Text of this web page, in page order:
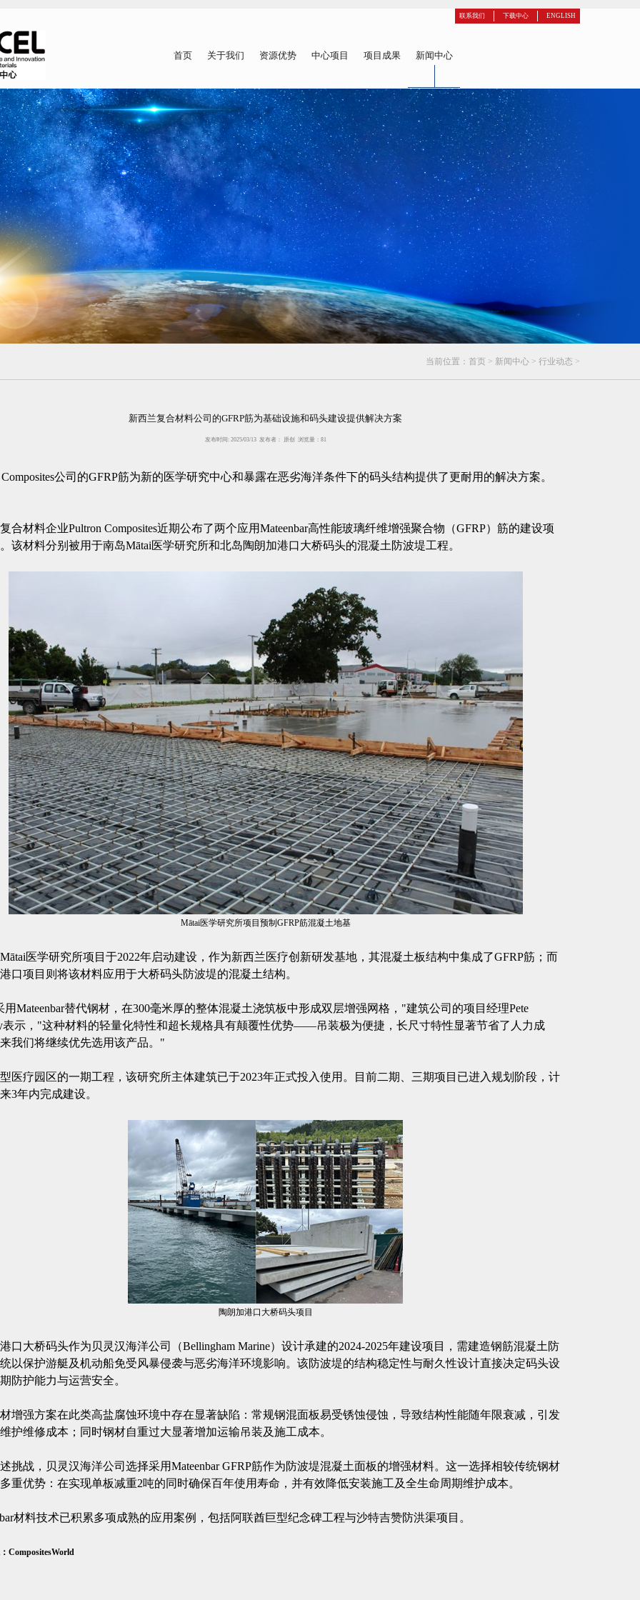
联系我们 下载中心 ENGLISH
首页 关于我们 资源优势 中心项目 项目成果 新闻中心
当前位置： 首页 > 新闻中心 > 行业动态 >
新西兰复合材料公司的GFRP筋为基础设施和码头建设提供解决方案
发布时间: 2025/03/13 发布者： 原创 浏览量： 81
Composites公司的GFRP筋为新的医学研究中心和暴露在恶劣海洋条件下的码头结构提供了更耐用的解决方案。
合材料企业Pultron Composites近期公布了两个应用Mateenbar高性能玻璃纤维增强聚合物（GFRP）筋的建设项
该材料分别被用于南岛Mātai医学研究所和北岛陶朗加港口大桥码头的混凝土防波堤工程。
Mātai医学研究所项目预制GFRP筋混凝土地基
医学研究所项目于2022年启动建设，作为新西兰医疗创新研发基地，其混凝土板结构中集成了GFRP筋；而
口项目则将该材料应用于大桥码头防波堤的混凝土结构。
用Mateenbar替代钢材，在300毫米厚的整体混凝土浇筑板中形成双层增强网格，"建筑公司的项目经理Pete
表示，"这种材料的轻量化特性和超长规格具有颠覆性优势——吊装极为便捷，长尺寸特性显著节省了人力成
我们将继续优先选用该产品。"
医疗园区的一期工程，该研究所主体建筑已于2023年正式投入使用。目前二期、三期项目已进入规划阶段，计
3年内完成建设。
陶朗加港口大桥码头项目
口大桥码头作为贝灵汉海洋公司（Bellingham Marine）设计承建的2024-2025年建设项目，需建造钢筋混凝土防
以保护游艇及机动船免受风暴侵袭与恶劣海洋环境影响。该防波堤的结构稳定性与耐久性设计直接决定码头设
防护能力与运营安全。
增强方案在此类高盐腐蚀环境中存在显著缺陷：常规钢混面板易受锈蚀侵蚀，导致结构性能随年限衰减，引发
护维修成本；同时钢材自重过大显著增加运输吊装及施工成本。
挑战，贝灵汉海洋公司选择采用Mateenbar GFRP筋作为防波堤混凝土面板的增强材料。这一选择相较传统钢材
重优势：在实现单板减重2吨的同时确保百年使用寿命，并有效降低安装施工及全生命周期维护成本。
材料技术已积累多项成熟的应用案例，包括阿联酋巨型纪念碑工程与沙特吉赞防洪渠项目。
CompositesWorld